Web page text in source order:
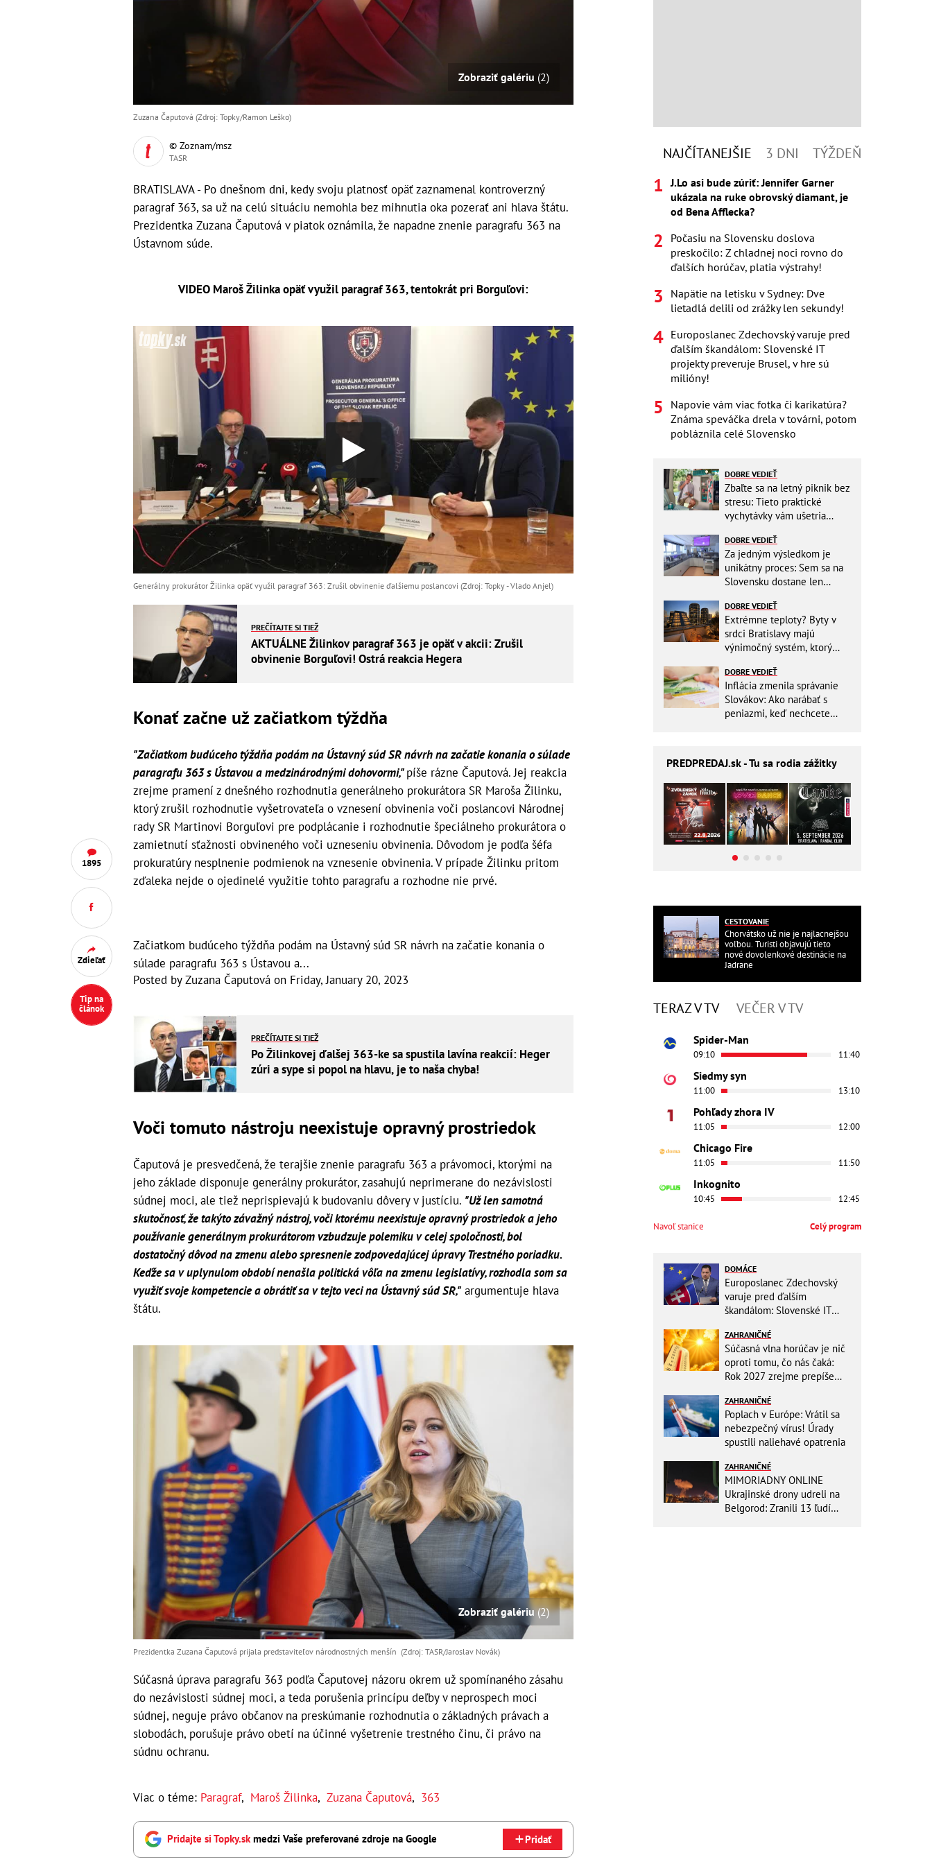
1895
Zdieľať
Tip na
článok
Zobraziť galériu (2)
Zuzana Čaputová (Zdroj: Topky/Ramon Leško)
© Zoznam/msz
TASR
BRATISLAVA - Po dnešnom dni, kedy svoju platnosť opäť zaznamenal kontroverzný
paragraf 363, sa už na celú situáciu nemohla bez mihnutia oka pozerať ani hlava štátu.
Prezidentka Zuzana Čaputová v piatok oznámila, že napadne znenie paragrafu 363 na
Ústavnom súde.
VIDEO Maroš Žilinka opäť využil paragraf 363, tentokrát pri Borguľovi:
Generálny prokurátor Žilinka opäť využil paragraf 363: Zrušil obvinenie ďalšiemu poslancovi (Zdroj: Topky - Vlado Anjel)
PREČÍTAJTE SI TIEŽ
AKTUÁLNE Žilinkov paragraf 363 je opäť v akcii: Zrušil
obvinenie Borguľovi! Ostrá reakcia Hegera
Konať začne už začiatkom týždňa
"Začiatkom budúceho týždňa podám na Ústavný súd SR návrh na začatie konania o súlade
paragrafu 363 s Ústavou a medzinárodnými dohovormi,"píše rázne Čaputová. Jej reakcia
zrejme pramení z dnešného rozhodnutia generálneho prokurátora SR Maroša Žilinku,
ktorý zrušil rozhodnutie vyšetrovateľa o vznesení obvinenia voči poslancovi Národnej
rady SR Martinovi Borguľovi pre podplácanie i rozhodnutie špeciálneho prokurátora o
zamietnutí sťažnosti obvineného voči uzneseniu obvinenia. Dôvodom je podľa šéfa
prokuratúry nesplnenie podmienok na vznesenie obvinenia. V prípade Žilinku pritom
zďaleka nejde o ojedinelé využitie tohto paragrafu a rozhodne nie prvé.
Začiatkom budúceho týždňa podám na Ústavný súd SR návrh na začatie konania o
súlade paragrafu 363 s Ústavou a...
Posted byZuzana Čaputová on Friday, January 20, 2023
PREČÍTAJTE SI TIEŽ
Po Žilinkovej ďalšej 363-ke sa spustila lavína reakcií: Heger
zúri a sype si popol na hlavu, je to naša chyba!
Voči tomuto nástroju neexistuje opravný prostriedok
Čaputová je presvedčená, že terajšie znenie paragrafu 363 a právomoci, ktorými na
jeho základe disponuje generálny prokurátor, zasahujú neprimerane do nezávislosti
súdnej moci, ale tiež neprispievajú k budovaniu dôvery v justíciu. "Už len samotná
skutočnosť, že takýto závažný nástroj, voči ktorému neexistuje opravný prostriedok a jeho
používanie generálnym prokurátorom vzbudzuje polemiku v celej spoločnosti, bol
dostatočný dôvod na zmenu alebo spresnenie zodpovedajúcej úpravy Trestného poriadku.
Keďže sa v uplynulom období nenašla politická vôľa na zmenu legislatívy, rozhodla som sa
využiť svoje kompetencie a obrátiť sa v tejto veci na Ústavný súd SR," argumentuje hlava
štátu.
Zobraziť galériu(2)
Prezidentka Zuzana Čaputová prijala predstaviteľov národnostných menšín (Zdroj: TASR/Jaroslav Novák)
Súčasná úprava paragrafu 363 podľa Čaputovej názoru okrem už spomínaného zásahu
do nezávislosti súdnej moci, a teda porušenia princípu deľby v neprospech moci
súdnej, neguje právo občanov na preskúmanie rozhodnutia o základných právach a
slobodách, porušuje právo obetí na účinné vyšetrenie trestného činu, či právo na
súdnu ochranu.
Viac o téme: Paragraf, Maroš Žilinka, Zuzana Čaputová, 363
Pridajte si Topky.skmedzi Vaše preferované zdroje na Google Pridať
NAJČÍTANEJŠIE 3 DNI TÝŽDEŇ
J.Lo asi bude zúriť: Jennifer Garner
ukázala na ruke obrovský diamant, je
od Bena Afflecka?
Počasiu na Slovensku doslova
preskočilo: Z chladnej noci rovno do
ďalších horúčav, platia výstrahy!
Napätie na letisku v Sydney: Dve
lietadlá delili od zrážky len sekundy!
Europoslanec Zdechovský varuje pred
ďalším škandálom: Slovenské IT
projekty preveruje Brusel, v hre sú
milióny!
Napovie vám viac fotka či karikatúra?
Známa speváčka drela v továrni, potom
pobláznila celé Slovensko
DOBRE VEDIEŤ
Zbaľte sa na letný piknik bez
stresu: Tieto praktické
vychytávky vám ušetria
DOBRE VEDIEŤ
Za jedným výsledkom je
unikátny proces: Sem sa na
Slovensku dostane len
DOBRE VEDIEŤ
Extrémne teploty? Byty v
srdci Bratislavy majú
výnimočný systém, ktorý
DOBRE VEDIEŤ
Inflácia zmenila správanie
Slovákov: Ako narábať s
peniazmi, keď nechcete
PREDPREDAJ.sk - Tu sa rodia zážitky
CESTOVANIE
Chorvátsko už nie je najlacnejšou
voľbou. Turisti objavujú tieto
nové dovolenkové destinácie na
Jadrane
TERAZ V TV VEČER V TV
Spider-Man
09:10 11:40
Siedmy syn
11:00 13:10
Pohľady zhora IV
11:05 12:00
Chicago Fire
11:05 11:50
Inkognito
10:45 12:45
Navoľ stanice Celý program
DOMÁCE
Europoslanec Zdechovský
varuje pred ďalším
škandálom: Slovenské IT
hre sú milióny!
ZAHRANIČNÉ
Súčasná vlna horúčav je nič
oproti tomu, čo nás čaká:
Rok 2027 zrejme prepíše
ZAHRANIČNÉ
Poplach v Európe: Vrátil sa
nebezpečný vírus! Úrady
spustili naliehavé opatrenia
ZAHRANIČNÉ
MIMORIADNY ONLINE
Ukrajinské drony udreli na
Belgorod: Zranili 13 ľudí